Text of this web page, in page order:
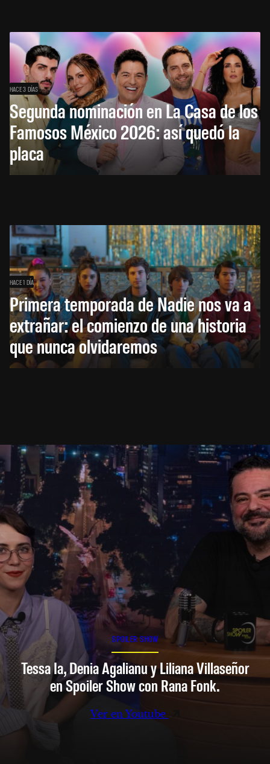
HACE 3 DÍAS
Segunda nominación en La Casa de los
Famosos México 2026: así quedó la
placa
HACE 1 DÍA
Primera temporada de Nadie nos va a
extrañar: el comienzo de una historia
que nunca olvidaremos
SPOILER SHOW
Tessa Ia, Denia Agalianu y Liliana Villaseñor
en Spoiler Show con Rana Fonk.
Ver en Youtube